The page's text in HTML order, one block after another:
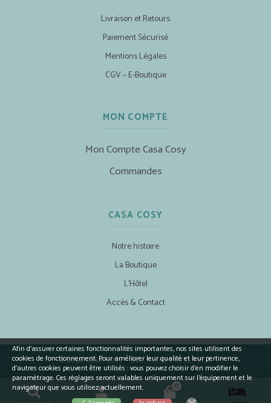
0
Livraison et Retours
Paiement Sécurisé
Mentions Légales
CGV – E-Boutique
MON COMPTE
Mon Compte Casa Cosy
Commandes
CASA COSY
Notre histoire
La Boutique
L’Hôtel
Accès & Contact
© 2026 CASA COSY - ALL RIGHTS RESERVED.
Afin d’assurer certaines fonctionnalités importantes, nos sites utilisent des
cookies de fonctionnement. Pour améliorer leur qualité et leur pertinence,
d’autres cookies peuvent être utilisés : vous pouvez choisir d'en modifier le
paramétrage. Ces réglages seront valables uniquement sur l’équipement et le
navigateur que vous utilisez actuellement.